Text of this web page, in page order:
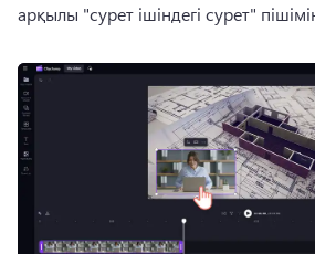
арқылы "сурет ішіндегі сурет"